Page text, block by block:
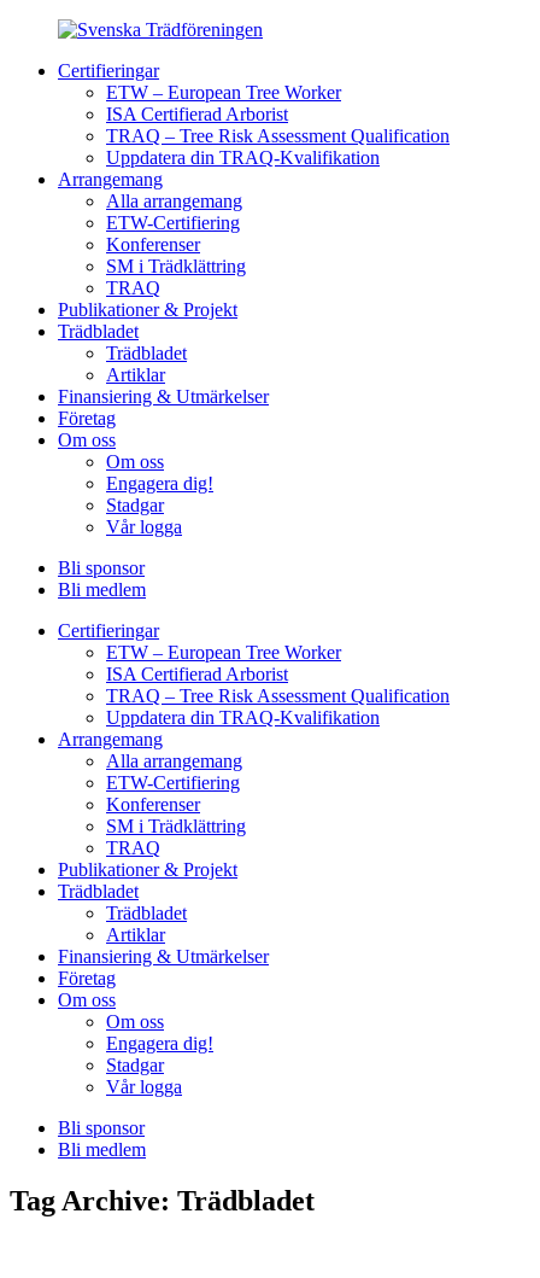
Certifieringar
ETW – European Tree Worker
ISA Certifierad Arborist
TRAQ – Tree Risk Assessment Qualification
Uppdatera din TRAQ-Kvalifikation
Arrangemang
Alla arrangemang
ETW-Certifiering
Konferenser
SM i Trädklättring
TRAQ
Publikationer & Projekt
Trädbladet
Trädbladet
Artiklar
Finansiering & Utmärkelser
Företag
Om oss
Om oss
Engagera dig!
Stadgar
Vår logga
Bli sponsor
Bli medlem
Certifieringar
ETW – European Tree Worker
ISA Certifierad Arborist
TRAQ – Tree Risk Assessment Qualification
Uppdatera din TRAQ-Kvalifikation
Arrangemang
Alla arrangemang
ETW-Certifiering
Konferenser
SM i Trädklättring
TRAQ
Publikationer & Projekt
Trädbladet
Trädbladet
Artiklar
Finansiering & Utmärkelser
Företag
Om oss
Om oss
Engagera dig!
Stadgar
Vår logga
Bli sponsor
Bli medlem
Tag Archive: Trädbladet